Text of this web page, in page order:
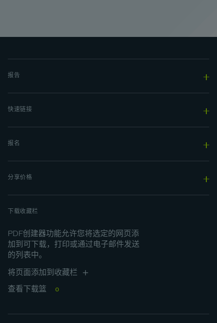
报告
快速链接
报名
分享价格
下载收藏栏
PDF创建器功能允许您将选定的网页添
加到可下载，打印或通过电子邮件发送
的列表中。
将页面添加到收藏栏
查看下载篮 0